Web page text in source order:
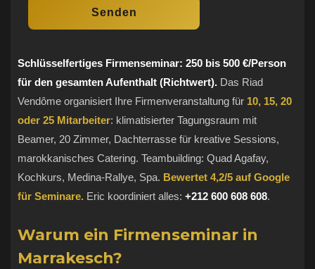
Schlüsselfertiges Firmenseminar: 250 bis 500 €/Person
für den gesamten Aufenthalt (Richtwert). Das Riad
Vendôme organisiert Ihre Firmenveranstaltung für 10, 15, 20
oder 25 Mitarbeiter: klimatisierter Tagungsraum mit
Beamer, 20 Zimmer, Dachterrasse für kreative Sessions,
marokkanisches Catering. Teambuilding: Quad Agafay,
Kochkurs, Medina-Rallye, Spa. Bewertet 4,2/5 auf Google
für Seminare. Eric koordiniert alles: +212 600 608 608.
Warum ein Firmenseminar in
Marrakesch?